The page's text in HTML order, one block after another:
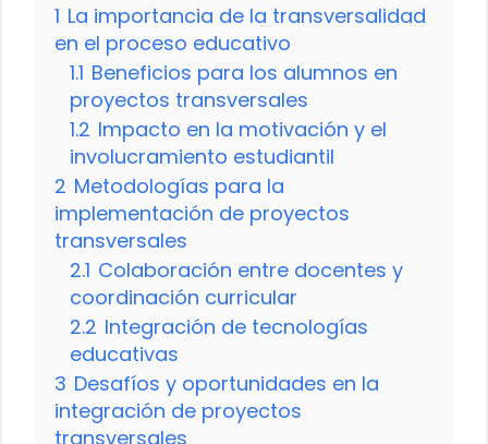
1 La importancia de la transversalidad
en el proceso educativo
1.1 Beneficios para los alumnos en
proyectos transversales
1.2 Impacto en la motivación y el
involucramiento estudiantil
2 Metodologías para la
implementación de proyectos
transversales
2.1 Colaboración entre docentes y
coordinación curricular
2.2 Integración de tecnologías
educativas
3 Desafíos y oportunidades en la
integración de proyectos
transversales